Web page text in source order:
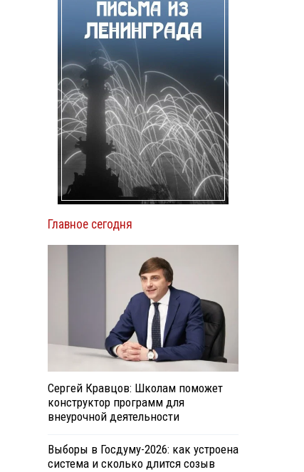
Главное сегодня
Сергей Кравцов: Школам поможет
конструктор программ для
внеурочной деятельности
Выборы в Госдуму-2026: как устроена
система и сколько длится созыв